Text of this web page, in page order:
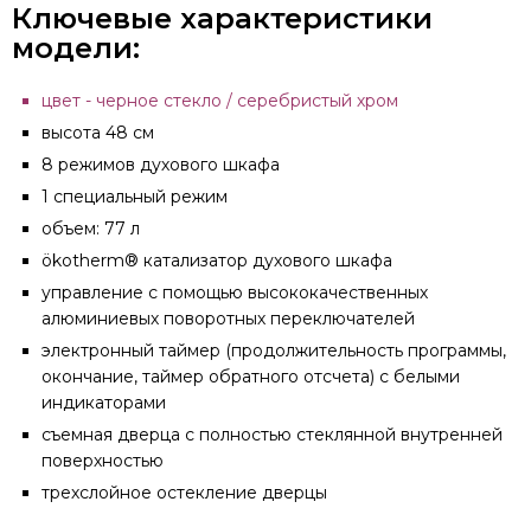
Ключевые характеристики
модели:
цвет - черное стекло / серебристый хром
высота 48 см
8 режимов духового шкафа
1 специальный режим
объем: 77 л
ökotherm® катализатор духового шкафа
управление с помощью высококачественных
алюминиевых поворотных переключателей
электронный таймер (продолжительность программы,
окончание, таймер обратного отсчета) с белыми
индикаторами
съемная дверца с полностью стеклянной внутренней
поверхностью
трехслойное остекление дверцы